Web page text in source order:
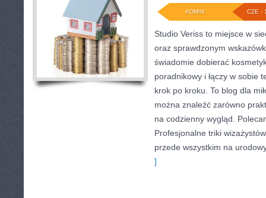
CZE -
ADMIN
Studio Veriss to miejsce w
oraz sprawdzonym
świadomie dobierać
poradnikowy i łączy w sobie
krok po kroku. To blog dla
można znaleźć zarówno
na codzienny wygląd.
Profesjonalne triki
przede wszystkim na
]